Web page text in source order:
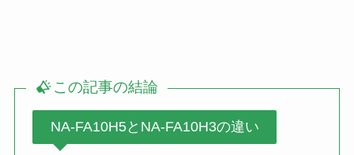
この記事の結論
NA-FA10H5とNA-FA10H3の違い